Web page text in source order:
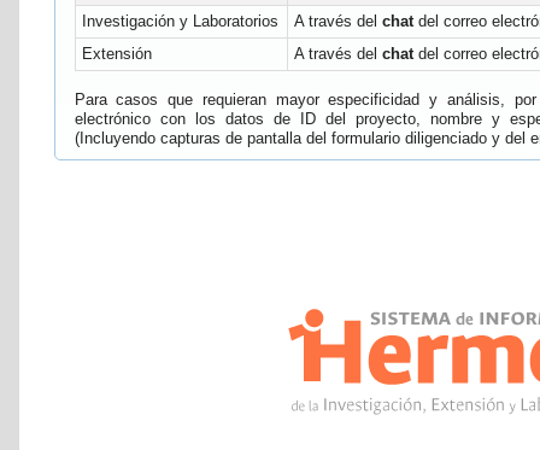
Investigación y Laboratorios
A través del chatdel correo
Extensión
A través del chatdel correo
Para casos que requieran mayor especificidad y análisis,
electrónico con los datos de ID del proyecto, nombre y
(Incluyendo capturas de pantalla del formulario diligenciado y del